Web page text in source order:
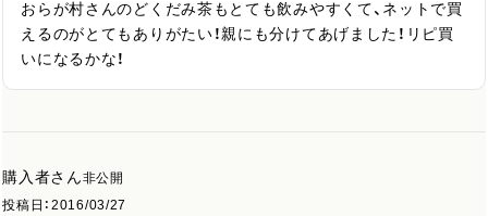
おらが村さんのどくだみ茶もとても飲みやすくて、ネットで買
えるのがとてもありがたい！親にも分けてあげました！リピ買
いになるかな！
購入者
非公開
投稿日
2016/03/27